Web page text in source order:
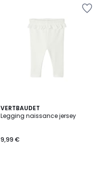
VERTBAUDET
Legging naissance jersey
9,99 €